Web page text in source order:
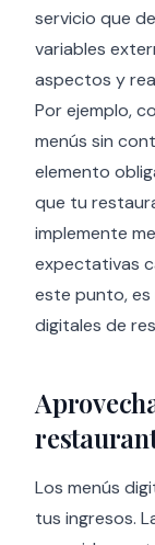
servicio que
variables
aspectos y
Por ejemplo,
menús sin
elemento
que tu
implemente
expectativas
este punto, es
digitales de
Los menús
tus ingresos.